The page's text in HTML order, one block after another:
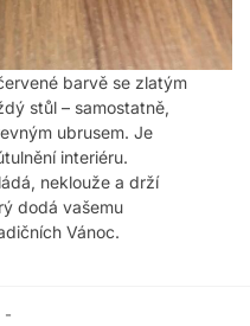
barvě se zlatým
stůl – samostatně,
ubrusem. Je
interiéru.
neklouže a drží
dodá vašemu
Vánoc.
-